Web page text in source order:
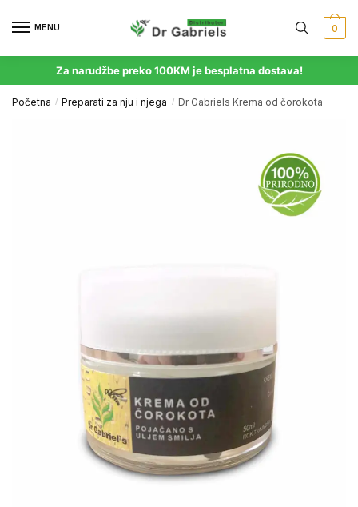
MENU 0
Za narudžbe preko 100KM je besplatna dostava!
Početna / Preparati za nju i njega / Dr Gabriels Krema od čorokota